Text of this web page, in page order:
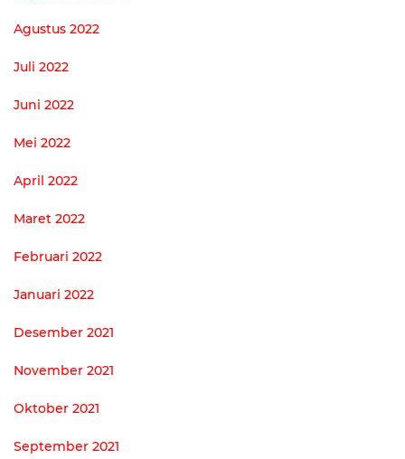
Agustus 2022
Juli 2022
Juni 2022
Mei 2022
April 2022
Maret 2022
Februari 2022
Januari 2022
Desember 2021
November 2021
Oktober 2021
September 2021